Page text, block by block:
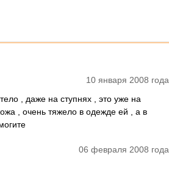
10 января 2008 года
, даже на ступнях , это уже на
, очень тяжело в одежде ей , а в
06 февраля 2008 года